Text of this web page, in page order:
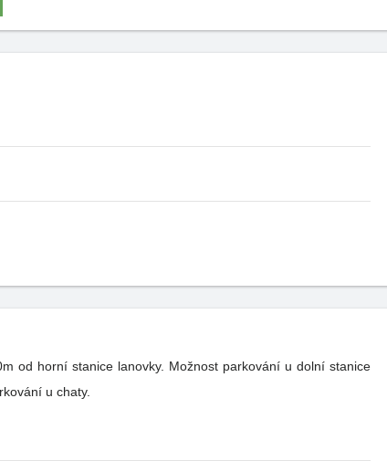
od horní stanice lanovky. Možnost parkování u dolní stanice
u chaty.